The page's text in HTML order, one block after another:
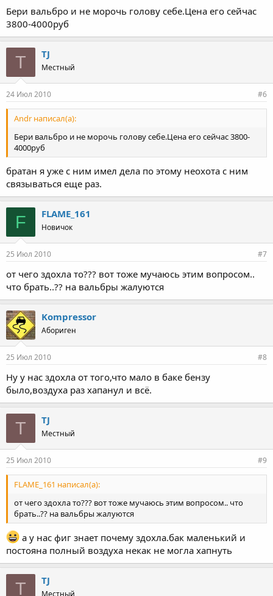
Бери вальбро и не морочь голову себе.Цена его сейчас
3800-4000руб
T TJ
Местный
24 Июл 2010 #6
Andr написал(а):
Бери вальбро и не морочь голову себе.Цена его сейчас 3800-
4000руб
братан я уже с ним имел дела по этому неохота с ним
связываться еще раз.
F FLAME_161
Новичок
25 Июл 2010 #7
от чего здохла то??? вот тоже мучаюсь этим вопросом..
что брать..?? на вальбры жалуются
Kompressor
Абориген
25 Июл 2010 #8
Ну у нас здохла от того,что мало в баке бензу
было,воздуха раз хапанул и всё.
T TJ
Местный
25 Июл 2010 #9
FLAME_161 написал(а):
от чего здохла то??? вот тоже мучаюсь этим вопросом.. что
брать..?? на вальбры жалуются
а у нас фиг знает почему здохла.бак маленький и
постояна полный воздуха некак не могла хапнуть
T TJ
Местный